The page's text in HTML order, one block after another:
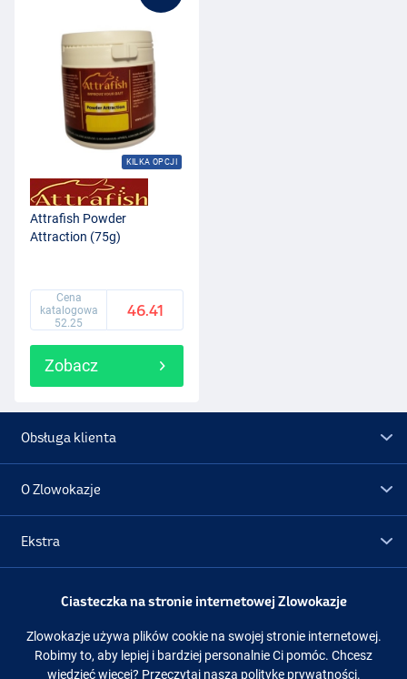
KILKA OPCJI
Attrafish Powder
Attraction (75g)
Cena
katalogowa
52.25
46.41
Zobacz
Obsługa klienta
O Zlowokazje
Ekstra
Promocje
Obserwuj nas Facebook Instagram
Ciasteczka na stronie internetowej Zlowokazje
Zlowokazje używa plików cookie na swojej stronie internetowej.
Robimy to, aby lepiej i bardziej personalnie Ci pomóc. Chcesz
wiedzieć więcej? Przeczytaj naszą politykę prywatności.